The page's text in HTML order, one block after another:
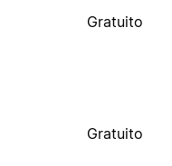
Gratuito
Gratuito